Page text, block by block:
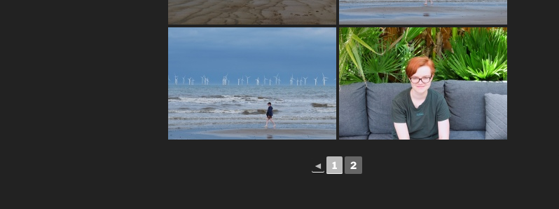
◄ 1 2